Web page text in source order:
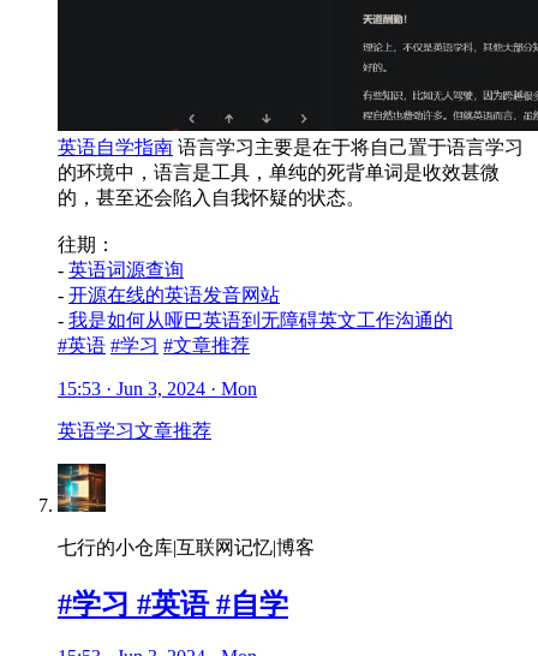
英语自学指南 语言学习主要是在于将自己置于语言学习
的环境中，语言是工具，单纯的死背单词是收效甚微
的，甚至还会陷入自我怀疑的状态。
往期：
- 英语词源查询
- 开源在线的英语发音网站
- 我是如何从哑巴英语到无障碍英文工作沟通的
#英语 #学习 #文章推荐
15:53 · Jun 3, 2024 · Mon
英语学习文章推荐
七行的小仓库|互联网记忆|博客
#学习 #英语 #自学